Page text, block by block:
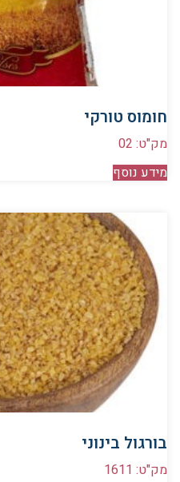
חומוס טורקי
מק"ט: 02
מידע נוסף
בורגול בינוני
מק"ט: 1611